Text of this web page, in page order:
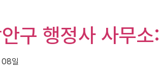
구 행정사 사무
일